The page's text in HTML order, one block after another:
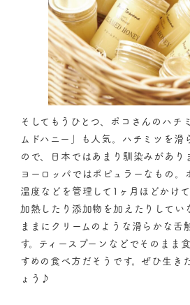
そしてもうひとつ、ポコさんのハチ
ムドハニー」も人気。ハチミツを滑
ので、日本ではあまり馴染みがあり
ヨーロッパではポピュラーなもの。
温度などを管理して1ヶ月ほどかけ
加熱したり添加物を加えたりしてい
ままにクリームのような滑らかな舌
す。ティースプーンなどでそのまま
すめの食べ方だそうです。ぜひ生き
ょう♪